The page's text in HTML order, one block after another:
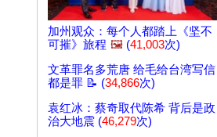
加州观众：每个人都踏上《坚不
可摧》旅程 🖼️ (41,003次)
文革罪名多荒唐 给毛给台湾写信
都是罪 📝 (34,866次)
袁红冰：蔡奇取代陈希 背后是政
治大地震 (46,279次)